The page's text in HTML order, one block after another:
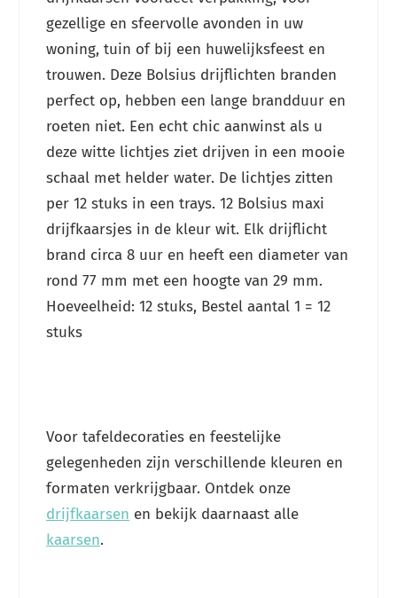
gezellige en sfeervolle avonden in uw
woning, tuin of bij een huwelijksfeest en
trouwen. Deze Bolsius drijflichten branden
perfect op, hebben een lange brandduur en
roeten niet. Een echt chic aanwinst als u
deze witte lichtjes ziet drijven in een mooie
schaal met helder water. De lichtjes zitten
per 12 stuks in een trays. 12 Bolsius maxi
drijfkaarsjes in de kleur wit. Elk drijflicht
brand circa 8 uur en heeft een diameter van
rond 77 mm met een hoogte van 29 mm.
Hoeveelheid: 12 stuks, Bestel aantal 1 = 12
stuks
Voor tafeldecoraties en feestelijke
gelegenheden zijn verschillende kleuren en
formaten verkrijgbaar. Ontdek onze
drijfkaarsen en bekijk daarnaast alle
kaarsen.